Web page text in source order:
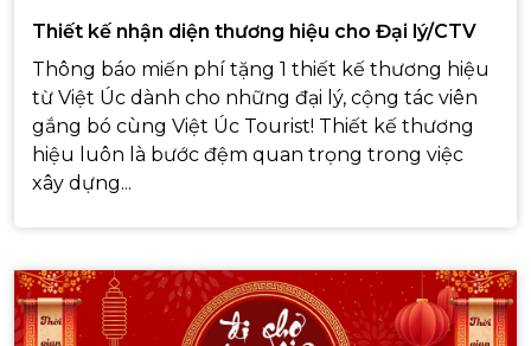
Thiết kế nhận diện thương hiệu cho Đại lý/CTV
Thông báo miến phí tặng 1 thiết kế thương hiệu
từ Việt Úc dành cho những đại lý, cộng tác viên
gắng bó cùng Việt Úc Tourist! Thiết kế thương
hiệu luôn là bước đệm quan trọng trong việc
xây dựng...